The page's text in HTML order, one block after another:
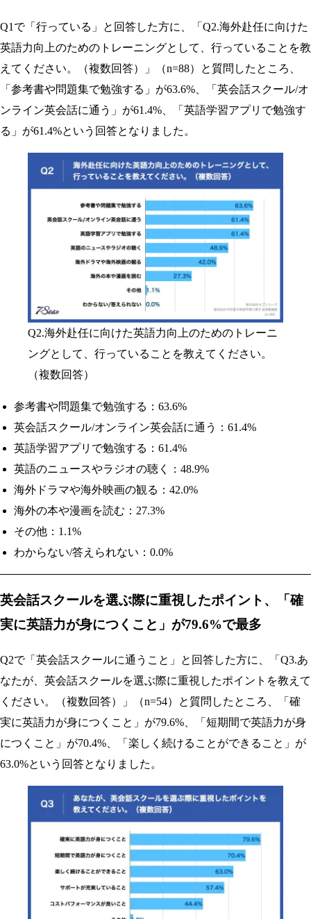
Q1で「行っている」と回答した方に、「Q2.海外赴任に向けた
英語力向上のためのトレーニングとして、行っていることを教
えてください。（複数回答）」（n=88）と質問したところ、
「参考書や問題集で勉強する」が63.6%、「英会話スクール/オ
ンライン英会話に通う」が61.4%、「英語学習アプリで勉強す
る」が61.4%という回答となりました。
Q2.海外赴任に向けた英語力向上のためのトレーニ
ングとして、行っていることを教えてください。
（複数回答）
参考書や問題集で勉強する：63.6%
英会話スクール/オンライン英会話に通う：61.4%
英語学習アプリで勉強する：61.4%
英語のニュースやラジオの聴く：48.9%
海外ドラマや海外映画の観る：42.0%
海外の本や漫画を読む：27.3%
その他：1.1%
わからない/答えられない：0.0%
英会話スクールを選ぶ際に重視したポイント、「確
実に英語力が身につくこと」が79.6%で最多
Q2で「英会話スクールに通うこと」と回答した方に、「Q3.あ
なたが、英会話スクールを選ぶ際に重視したポイントを教えて
ください。（複数回答）」（n=54）と質問したところ、「確
実に英語力が身につくこと」が79.6%、「短期間で英語力が身
につくこと」が70.4%、「楽しく続けることができること」が
63.0%という回答となりました。